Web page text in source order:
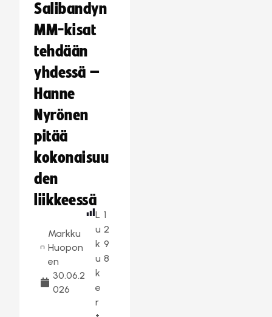
Salibandyn
MM-kisat
tehdään
yhdessä –
Hanne
Nyrönen
pitää
kokonaisuu
den
liikkeessä
Markku
Huopon
en
30.06.2
026
L
u
k
u
k
e
r
1
2
9
8